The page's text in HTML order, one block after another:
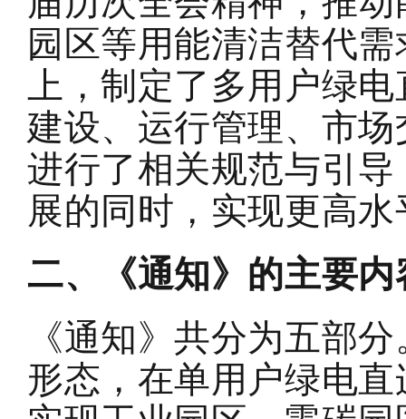
园区等用能清洁替代
上，制定了多用户绿
建设、运行管理、市
进行了相关规范与引
展的同时，实现更高
二、《通知》的主要
《通知》共分为五部
形态，在单用户绿电